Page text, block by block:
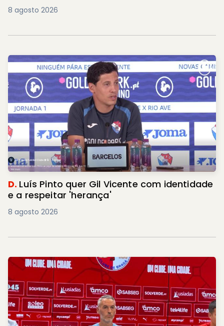
8 agosto 2026
D. Luís Pinto quer Gil Vicente com identidade
e a respeitar 'herança'
8 agosto 2026